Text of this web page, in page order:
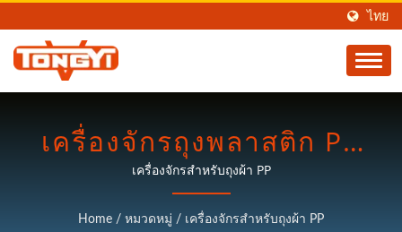
ไทย
เครื่องจักรถุงพลาสติก PP
WOVEN | ผู้ผลิตเครื่อง
ประมวลผลพลาสติก |
เครื่องจักรสำหรับถุงผ้า PP
Home / หมวดหมู่ / เครื่องจักรสำหรับถุงผ้า PP